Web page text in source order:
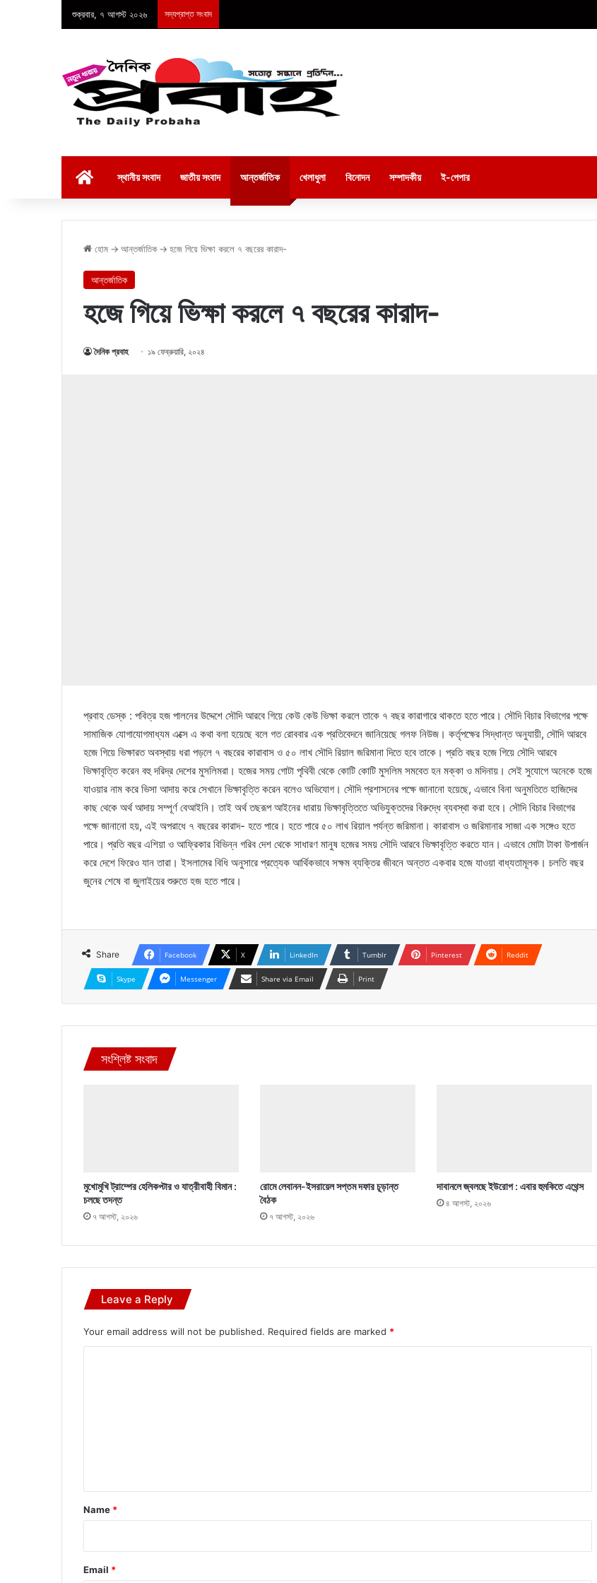
শুক্রবার, ৭ আগস্ট ২০২৬ সদ্যপ্রাপ্ত সংবাদ
স্থানীয় সংবাদ জাতীয় সংবাদ আন্তর্জাতিক খেলাধুলা বিনোদন সম্পাদকীয় ই-পেপার
হোম → আন্তর্জাতিক → হজে গিয়ে ভিক্ষা করলে ৭ বছরের কারাদ-
আন্তর্জাতিক
হজে গিয়ে ভিক্ষা করলে ৭ বছরের কারাদ-
দৈনিক প্রবাহ ১৯ ফেব্রুয়ারি, ২০২৪
প্রবাহ ডেস্ক : পবিত্র হজ পালনের উদ্দেশে সৌদি আরবে গিয়ে কেউ কেউ ভিক্ষা করলে তাকে ৭ বছর কারাগারে থাকতে হতে পারে। সৌদি বিচার বিভাগের পক্ষে
সামাজিক যোগাযোগমাধ্যম এক্সে এ কথা বলা হয়েছে বলে গত রোববার এক প্রতিবেদনে জানিয়েছে গলফ নিউজ। কর্তৃপক্ষের সিদ্ধান্ত অনুযায়ী, সৌদি আরবে
হজে গিয়ে ভিক্ষারত অবস্থায় ধরা পড়লে ৭ বছরের কারাবাস ও ৫০ লাখ সৌদি রিয়াল জরিমানা দিতে হবে তাকে। প্রতি বছর হজে গিয়ে সৌদি আরবে
ভিক্ষাবৃত্তি করেন বহু দরিদ্র দেশের মুসলিমরা। হজের সময় গোটা পৃথিবী থেকে কোটি কোটি মুসলিম সমবেত হন মক্কা ও মদিনায়। সেই সুযোগে অনেকে হজে
যাওয়ার নাম করে ভিসা আদায় করে সেখানে ভিক্ষাবৃত্তি করেন বলেও অভিযোগ। সৌদি প্রশাসনের পক্ষে জানানো হয়েছে, এভাবে বিনা অনুমতিতে হাজিদের
কাছ থেকে অর্থ আদায় সম্পূর্ণ বেআইনি। তাই অর্থ তছরূপ আইনের ধারায় ভিক্ষাবৃত্তিতে অভিযুক্তদের বিরুদ্ধে ব্যবস্থা করা হবে। সৌদি বিচার বিভাগের
পক্ষে জানানো হয়, এই অপরাধে ৭ বছরের কারাদ- হতে পারে। হতে পারে ৫০ লাখ রিয়াল পর্যন্ত জরিমানা। কারাবাস ও জরিমানার সাজা এক সঙ্গেও হতে
পারে। প্রতি বছর এশিয়া ও আফ্রিকার বিভিন্ন গরিব দেশ থেকে সাধারণ মানুষ হজের সময় সৌদি আরবে ভিক্ষাবৃত্তি করতে যান। এভাবে মোটা টাকা উপার্জন
করে দেশে ফিরেও যান তারা। ইসলামের বিধি অনুসারে প্রত্যেক আর্থিকভাবে সক্ষম ব্যক্তির জীবনে অন্তত একবার হজে যাওয়া বাধ্যতামূলক। চলতি বছর
জুনের শেষে বা জুলাইয়ের শুরুতে হজ হতে পারে।
Share Facebook X LinkedIn Tumblr Pinterest Reddit
Skype Messenger Share via Email Print
সংশ্লিষ্ট সংবাদ
মুখোমুখি ট্রাম্পের হেলিকপ্টার ও যাত্রীবাহী বিমান :
চলছে তদন্ত
৭ আগস্ট, ২০২৬
রোমে লেবানন-ইসরায়েল সপ্তম দফার চূড়ান্ত
বৈঠক
৭ আগস্ট, ২০২৬
দাবানলে জ্বলছে ইউরোপ : এবার হুমকিতে এথেন্স
৪ আগস্ট, ২০২৬
Leave a Reply
Your email address will not be published. Required fields are marked *
*
Name *
Email *